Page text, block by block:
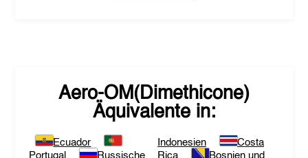
Aero-OM(Dimethicone)
Äquivalente in:
Ecuador
Portugal
Russische
Indonesien
Costa
Rica
Bosnien und